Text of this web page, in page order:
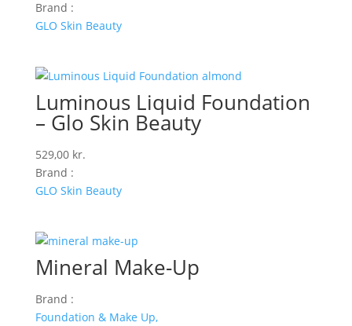
Brand :
GLO Skin Beauty
Luminous Liquid Foundation
– Glo Skin Beauty
529,00 kr.
Brand :
GLO Skin Beauty
Mineral Make-Up
Brand :
Foundation & Make Up,